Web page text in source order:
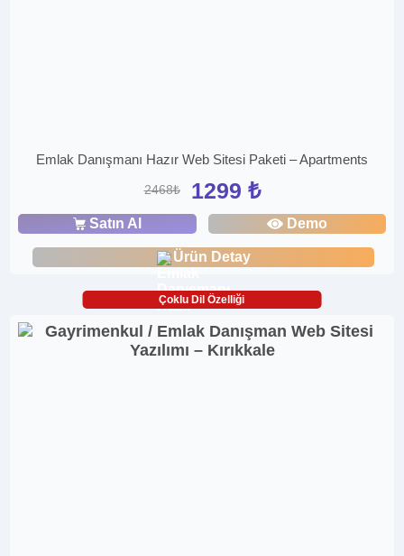
Emlak Danışmanı Hazır Web Sitesi Paketi – Apartments
2468₺ 1299 ₺
Satın Al Demo
Ürün Detay
Çoklu Dil Özelliği